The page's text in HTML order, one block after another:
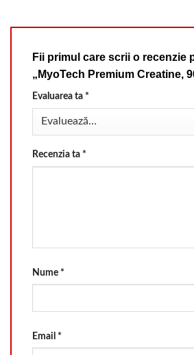
Fii primul care scrii o recenzie
„MyoTech Premium Creatine,
Evaluarea ta *
Recenzia ta *
Nume *
Email *